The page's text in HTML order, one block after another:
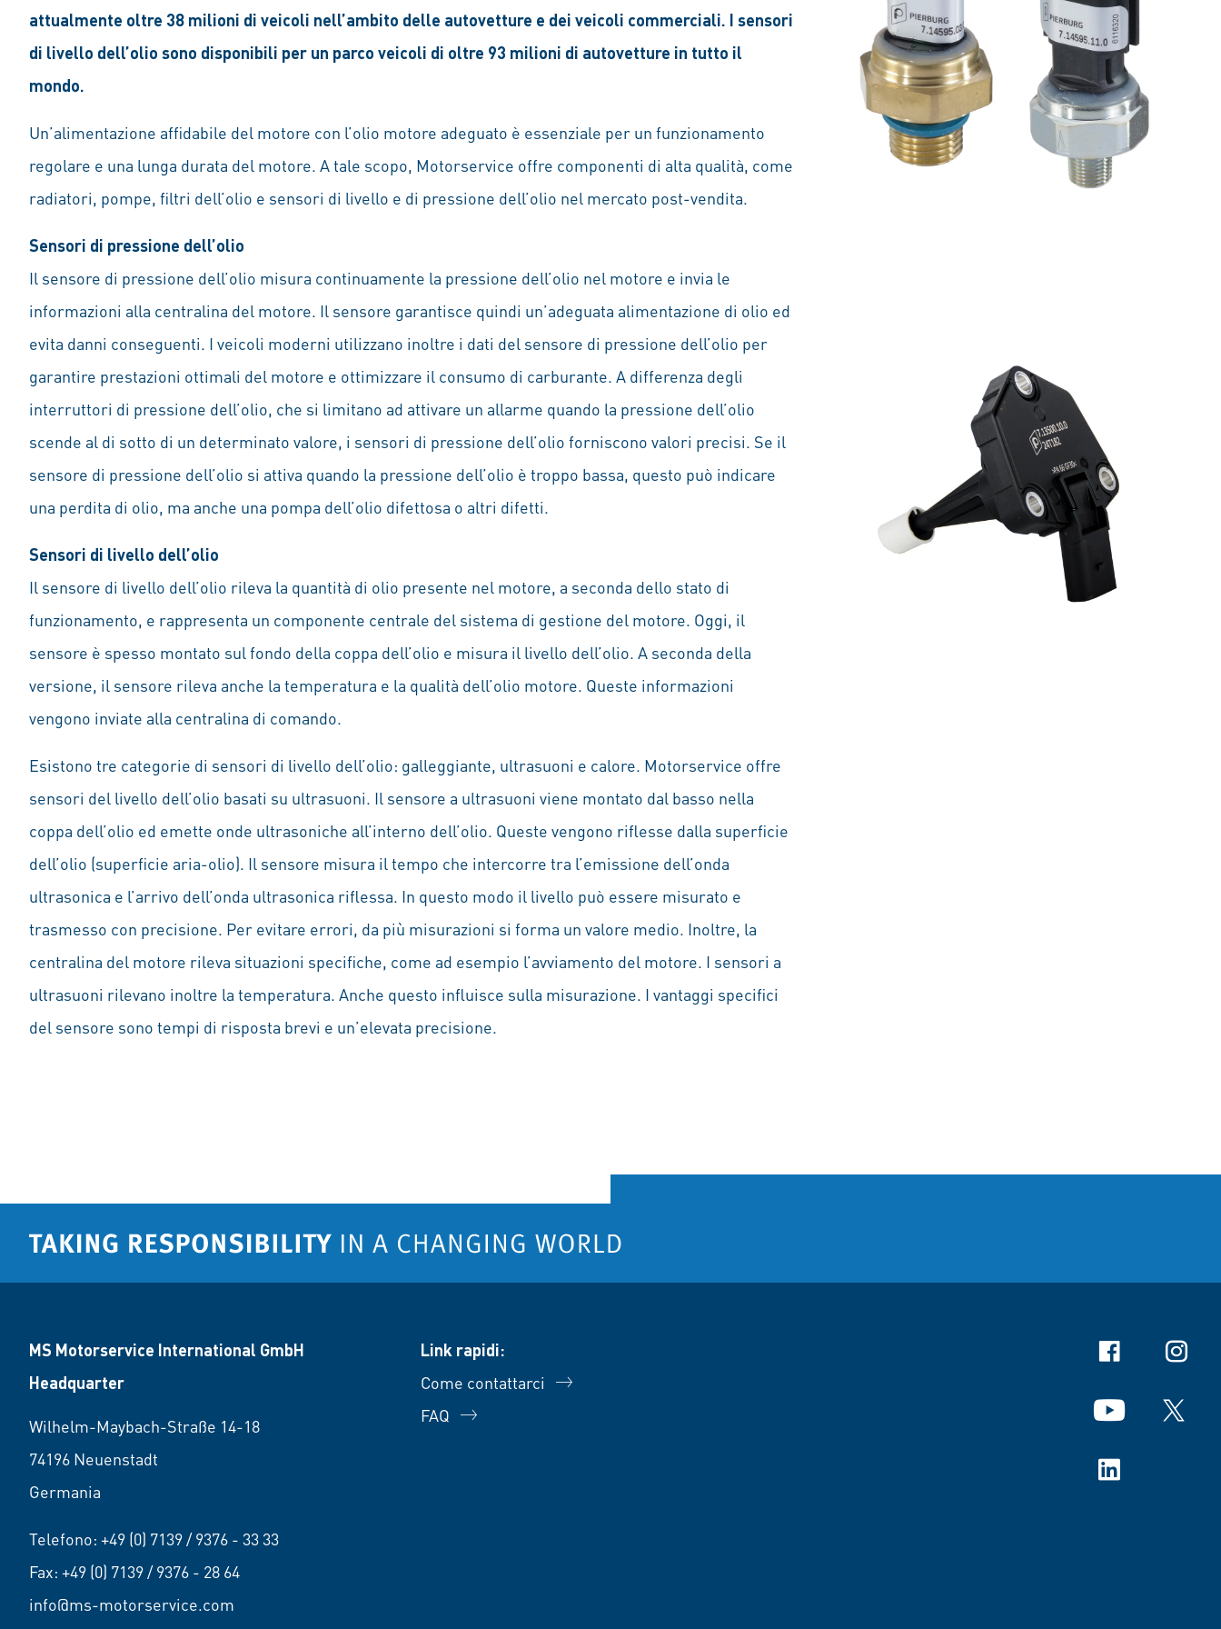
attualmente oltre 38 milioni di veicoli nell’ambito delle autovetture e dei veicoli commerciali. I sensori
di livello dell’olio sono disponibili per un parco veicoli di oltre 93 milioni di autovetture in tutto il
mondo.
Un’alimentazione affidabile del motore con l’olio motore adeguato è essenziale per un funzionamento
regolare e una lunga durata del motore. A tale scopo, Motorservice offre componenti di alta qualità, come
radiatori, pompe, filtri dell’olio e sensori di livello e di pressione dell’olio nel mercato post-vendita.
Sensori di pressione dell’olio
Il sensore di pressione dell’olio misura continuamente la pressione dell’olio nel motore e invia le
informazioni alla centralina del motore. Il sensore garantisce quindi un’adeguata alimentazione di olio ed
evita danni conseguenti. I veicoli moderni utilizzano inoltre i dati del sensore di pressione dell’olio per
garantire prestazioni ottimali del motore e ottimizzare il consumo di carburante. A differenza degli
interruttori di pressione dell’olio, che si limitano ad attivare un allarme quando la pressione dell’olio
scende al di sotto di un determinato valore, i sensori di pressione dell’olio forniscono valori precisi. Se il
sensore di pressione dell’olio si attiva quando la pressione dell’olio è troppo bassa, questo può indicare
una perdita di olio, ma anche una pompa dell’olio difettosa o altri difetti.
Sensori di livello dell’olio
Il sensore di livello dell’olio rileva la quantità di olio presente nel motore, a seconda dello stato di
funzionamento, e rappresenta un componente centrale del sistema di gestione del motore. Oggi, il
sensore è spesso montato sul fondo della coppa dell’olio e misura il livello dell’olio. A seconda della
versione, il sensore rileva anche la temperatura e la qualità dell’olio motore. Queste informazioni
vengono inviate alla centralina di comando.
Esistono tre categorie di sensori di livello dell’olio: galleggiante, ultrasuoni e calore. Motorservice offre
sensori del livello dell’olio basati su ultrasuoni. Il sensore a ultrasuoni viene montato dal basso nella
coppa dell’olio ed emette onde ultrasoniche all’interno dell’olio. Queste vengono riflesse dalla superficie
dell’olio (superficie aria-olio). Il sensore misura il tempo che intercorre tra l’emissione dell’onda
ultrasonica e l’arrivo dell’onda ultrasonica riflessa. In questo modo il livello può essere misurato e
trasmesso con precisione. Per evitare errori, da più misurazioni si forma un valore medio. Inoltre, la
centralina del motore rileva situazioni specifiche, come ad esempio l’avviamento del motore. I sensori a
ultrasuoni rilevano inoltre la temperatura. Anche questo influisce sulla misurazione. I vantaggi specifici
del sensore sono tempi di risposta brevi e un’elevata precisione.
MS Motorservice International GmbH
Headquarter
Wilhelm-Maybach-Straße 14-18
74196 Neuenstadt
Germania
Telefono: +49 (0) 7139 / 9376 - 33 33
Fax: +49 (0) 7139 / 9376 - 28 64
info@ms-motorservice.com
Link rapidi:
Come contattarci
FAQ
Facebook
YouTube X
Linkedin